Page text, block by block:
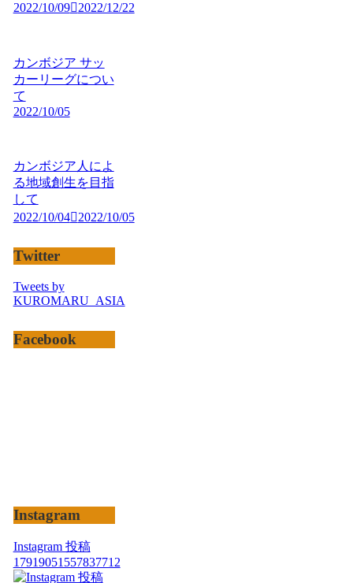
2022/10/09
2022/12/22
カンボジア サッ
カーリーグについ
て
2022/10/05
カンボジア人によ
る地域創生を目指
して
2022/10/04
2022/10/05
Twitter
Tweets by
KUROMARU_ASIA
Facebook
Instagram
Instagram 投稿
17919051557837712